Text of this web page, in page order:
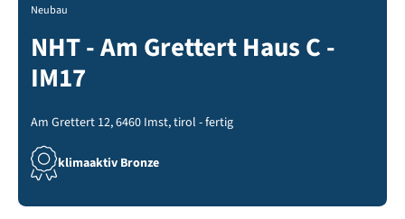
Neubau
NHT - Am Grettert Haus C -
IM17
Am Grettert 12, 6460 Imst, tirol - fertig
klimaaktiv Bronze